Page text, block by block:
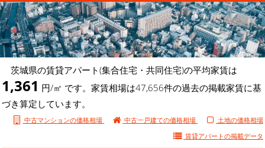
茨城県の賃貸アパート(集合住宅・共同住宅)の平均家賃は
1,361 円/㎡ です。家賃相場は47,656件の過去の掲載家賃に基
づき算定しています。
中古マンションの価格相場 中古一戸建ての価格相場
土地の価格相場
賃貸アパートの掲載データ